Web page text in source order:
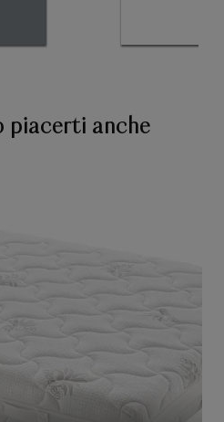
piacerti anche